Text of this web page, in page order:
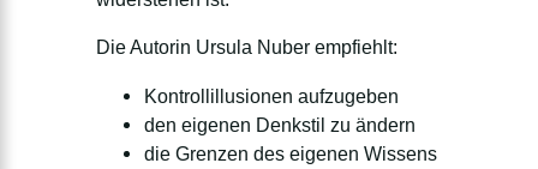
Die Autorin Ursula Nuber empfiehlt:
Kontrollillusionen aufzugeben
den eigenen Denkstil zu ändern
die Grenzen des eigenen Wissens